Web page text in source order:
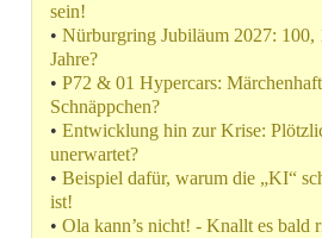
sein!
• Nürburgring Jubiläum 2027: 100,
Jahre?
• P72 & 01 Hypercars:
Schnäppchen?
• Entwicklung hin zur Krise:
unerwartet?
• Beispiel dafür, warum die „KI“
ist!
• Ola kann’s nicht! - Knallt es bald